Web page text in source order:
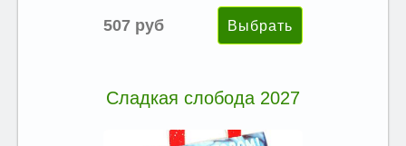
507 руб
Сладкая слобода 2027